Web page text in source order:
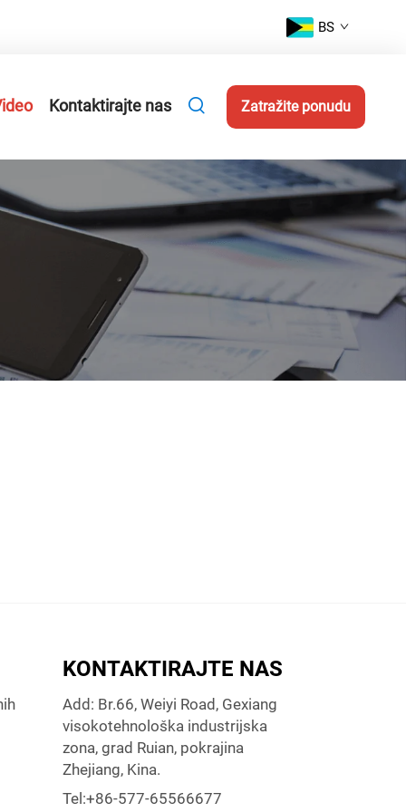
BS
Kontaktirajte nas Zatražite ponudu
KONTAKTIRAJTE NAS
Add: Br.66, Weiyi Road, Gexiang
visokotehnološka industrijska
zona, grad Ruian, pokrajina
Zhejiang, Kina.
Tel:+86-577-65566677